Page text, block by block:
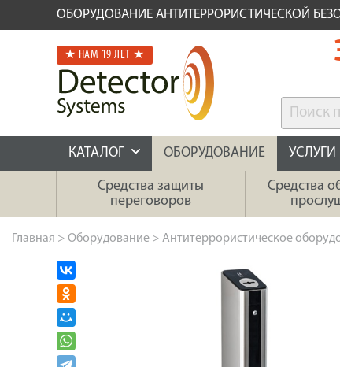
ОБОРУДОВАНИЕ АНТИТЕРРОРИСТИЧЕСКОЙ
★ НАМ 19 ЛЕТ ★
КАТАЛОГ ОБОРУДОВАНИЕ УСЛУГИ
Средства защиты
переговоров
Средства
Главная > Оборудование > Антитеррористическое